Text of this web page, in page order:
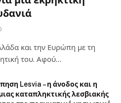
και την Ευρώπη με τη
του. Αφού…
Lesvia – η άνοδος και η
καταπληκτικής λεσβιακής